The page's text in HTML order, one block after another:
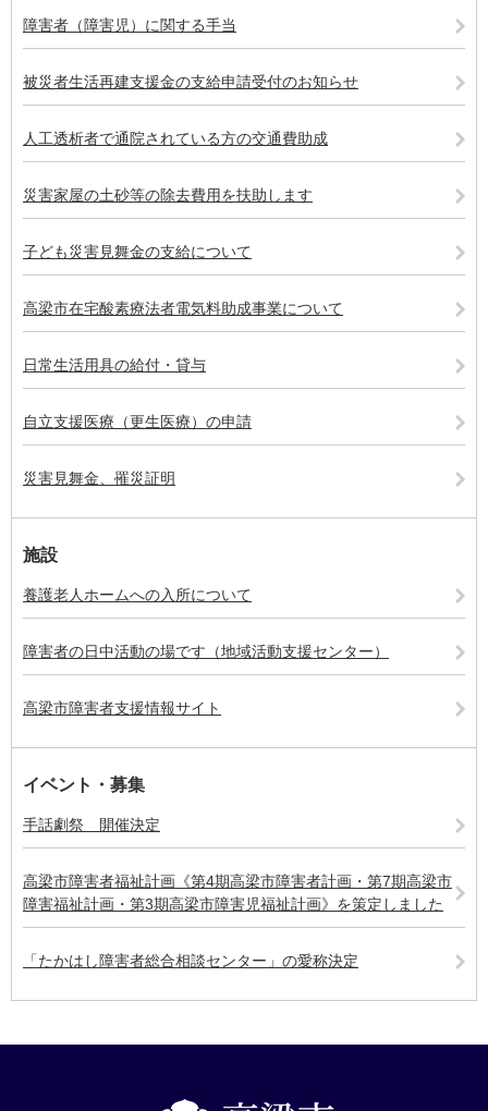
障害者（障害児）に関する手当
被災者生活再建支援金の支給申請受付のお知らせ
人工透析者で通院されている方の交通費助成
災害家屋の土砂等の除去費用を扶助します
子ども災害見舞金の支給について
高梁市在宅酸素療法者電気料助成事業について
日常生活用具の給付・貸与
自立支援医療（更生医療）の申請
災害見舞金、罹災証明
施設
養護老人ホームへの入所について
障害者の日中活動の場です（地域活動支援センター）
高梁市障害者支援情報サイト
イベント・募集
手話劇祭 開催決定
高梁市障害者福祉計画《第4期高梁市障害者計画・第7期高梁市
障害福祉計画・第3期高梁市障害児福祉計画》を策定しました
「たかはし障害者総合相談センター」の愛称決定